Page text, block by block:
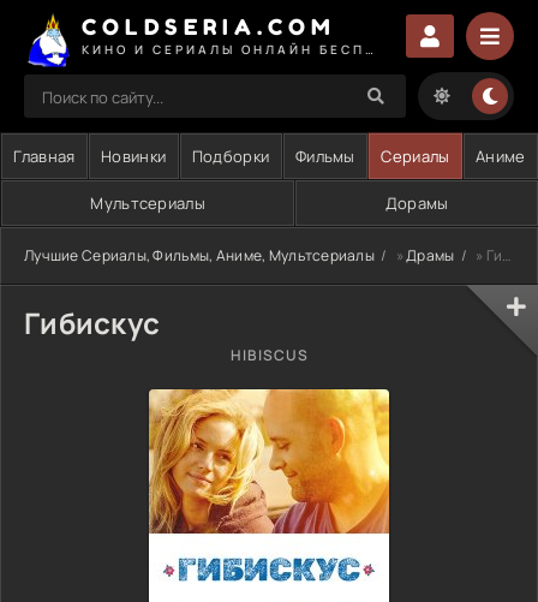
COLDSERIA.COM
Главная Новинки Подборки Фильмы Сериалы Аниме
Мультсериалы Дорамы
Лучшие Сериалы, Фильмы, Аниме, Мультсериалы »Драмы » Гибискус
Гибискус
HIBISCUS